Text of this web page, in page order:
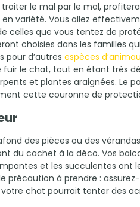
le mal par le mal,
variété. Vous allez
celles que vous tentez de
choisies dans les familles
pour d’autres espèces
le chat, tout en étant très
et plantes araignées. Le
cette couronne de
des pièces ou des
du cachet à la déco. Vos
et les succulentes ont
précaution à prendre :
chat pourrait tenter des